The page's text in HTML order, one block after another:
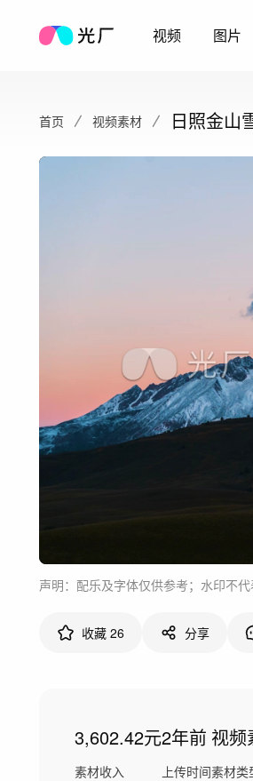
视频 图片
首页 视频素材 日照金山
声明：配乐及字体仅供参考；水印不
收藏 26 分享
3,602.42元
素材收入
2年前
上传时间
视频
素材类